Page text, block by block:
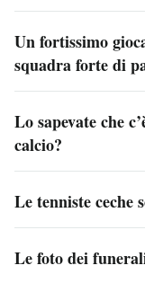
Un fortissimo
squadra forte di
Lo sapevate che
calcio?
Le tenniste ceche
Le foto dei